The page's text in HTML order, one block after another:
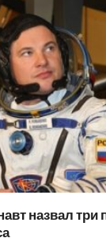
назвал три